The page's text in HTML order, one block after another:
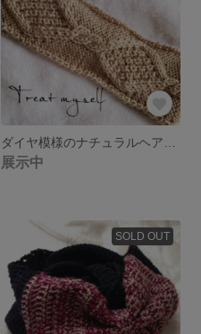
展示中
SOLD OUT